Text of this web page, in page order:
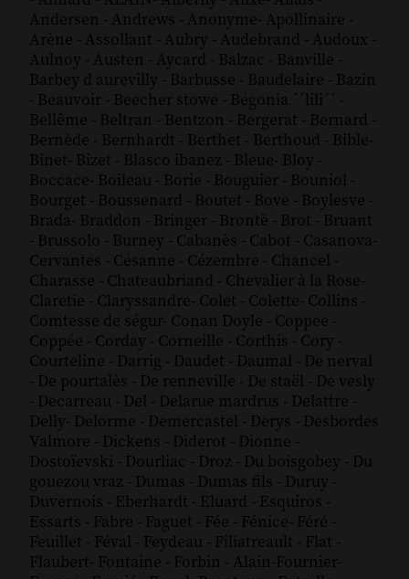
Andersen - Andrews - Anonyme- Apollinaire -
Arène - Assollant - Aubry - Audebrand - Audoux -
Aulnoy - Austen - Aycard - Balzac - Banville -
Barbey d aurevilly - Barbusse - Baudelaire - Bazin
- Beauvoir - Beecher stowe - Bégonia ´´lili´´ -
Bellême - Beltran - Bentzon - Bergerat - Bernard -
Bernède - Bernhardt - Berthet - Berthoud - Bible-
Binet- Bizet - Blasco ibanez - Bleue- Bloy -
Boccace- Boileau - Borie - Bouguier - Bouniol -
Bourget - Boussenard - Boutet - Bove - Boylesve -
Brada- Braddon - Bringer - Brontë - Brot - Bruant
- Brussolo - Burney - Cabanès - Cabot - Casanova-
Cervantes - Césanne - Cézembre - Chancel -
Charasse - Chateaubriand - Chevalier à la Rose-
Claretie - Claryssandre- Colet - Colette- Collins -
Comtesse de ségur- Conan Doyle - Coppee -
Coppée - Corday - Corneille - Corthis - Cory -
Courteline - Darrig - Daudet - Daumal - De nerval
- De pourtalès - De renneville - De staël - De vesly
- Decarreau - Del - Delarue mardrus - Delattre -
Delly- Delorme - Demercastel - Derys - Desbordes
Valmore - Dickens - Diderot - Dionne -
Dostoïevski - Dourliac - Droz - Du boisgobey - Du
gouezou vraz - Dumas - Dumas fils - Duruy -
Duvernois - Eberhardt - Eluard - Esquiros -
Essarts - Fabre - Faguet - Fée - Fénice- Féré -
Feuillet - Féval - Feydeau - Filiatreault - Flat -
Flaubert- Fontaine - Forbin - Alain-Fournier-